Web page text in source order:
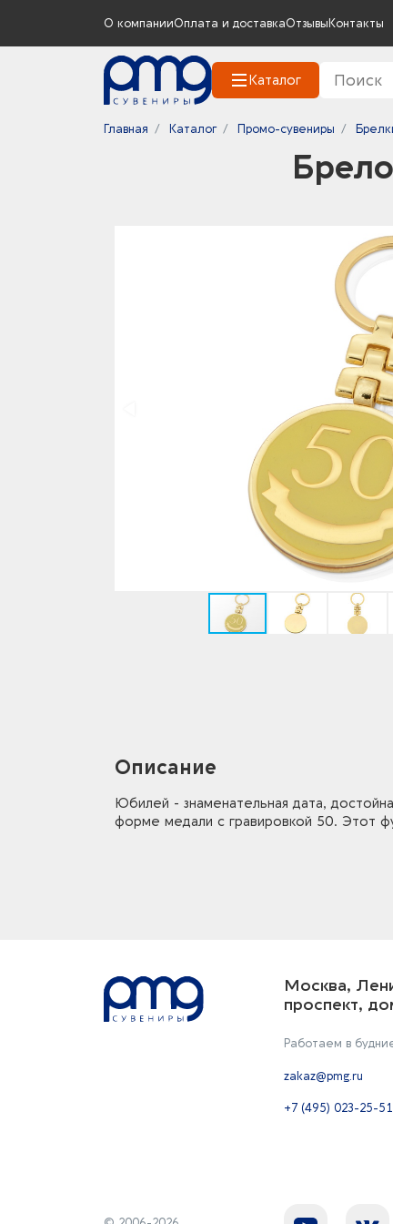
О компанииОплата и доставкаОтзывы Контакты
Каталог
Главная Каталог Промо-сувениры
Описание
Юбилей - знаменательная дата,
форме медали с гравировкой 50. Этот
Москва,
проспект,
Работаем в
zakaz@pmg.ru
+7 (495) 023-25-51